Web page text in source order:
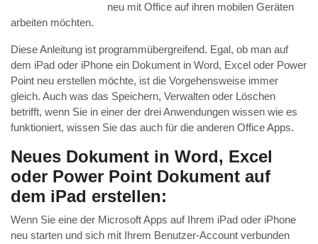
neu mit Office auf ihren mobilen Geräten
arbeiten möchten.
Diese Anleitung ist programmübergreifend. Egal, ob man auf
dem iPad oder iPhone ein Dokument in Word, Excel oder Power
Point neu erstellen möchte, ist die Vorgehensweise immer
gleich. Auch was das Speichern, Verwalten oder Löschen
betrifft, wenn Sie in einer der drei Anwendungen wissen wie es
funktioniert, wissen Sie das auch für die anderen Office Apps.
Neues Dokument in Word, Excel
oder Power Point Dokument auf
dem iPad erstellen:
Wenn Sie eine der Microsoft Apps auf Ihrem iPad oder iPhone
neu starten und sich mit Ihrem Benutzer-Account verbunden